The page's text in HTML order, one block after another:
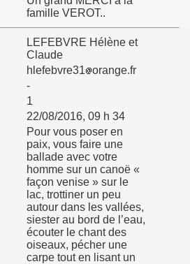
famille VEROT..
LEFEBVRE Hélène et
Claude
hlefebvre31
orange.fr
-
1
22/08/2016, 09 h 34
Pour vous poser en
paix, vous faire une
ballade avec votre
homme sur un canoë «
façon venise » sur le
lac, trottiner un peu
autour dans les vallées,
siester au bord de l’eau,
écouter le chant des
oiseaux, pécher une
carpe tout en lisant un